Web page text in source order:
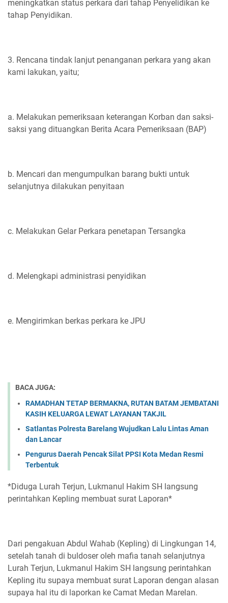
meningkatkan status perkara dari tahap Penyelidikan ke
tahap Penyidikan.
3. Rencana tindak lanjut penanganan perkara yang akan
kami lakukan, yaitu;
a. Melakukan pemeriksaan keterangan Korban dan saksi-
saksi yang dituangkan Berita Acara Pemeriksaan (BAP)
b. Mencari dan mengumpulkan barang bukti untuk
selanjutnya dilakukan penyitaan
c. Melakukan Gelar Perkara penetapan Tersangka
d. Melengkapi administrasi penyidikan
e. Mengirimkan berkas perkara ke JPU
BACA JUGA:
RAMADHAN TETAP BERMAKNA, RUTAN BATAM JEMBATANI
KASIH KELUARGA LEWAT LAYANAN TAKJIL
Satlantas Polresta Barelang Wujudkan Lalu Lintas Aman
dan Lancar
Pengurus Daerah Pencak Silat PPSI Kota Medan Resmi
Terbentuk
*Diduga Lurah Terjun, Lukmanul Hakim SH langsung
perintahkan Kepling membuat surat Laporan*
Dari pengakuan Abdul Wahab (Kepling) di Lingkungan 14,
setelah tanah di buldoser oleh mafia tanah selanjutnya
Lurah Terjun, Lukmanul Hakim SH langsung perintahkan
Kepling itu supaya membuat surat Laporan dengan alasan
supaya hal itu di laporkan ke Camat Medan Marelan.